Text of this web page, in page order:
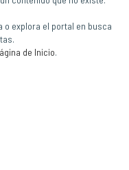
explora el portal en busca
de Inicio.